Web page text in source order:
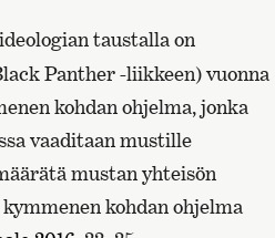
taustalla on
Panther -liikkeen) vuonna
kohdan ohjelma, jonka
vaaditaan mustille
mustan yhteisön
kohdan ohjelma